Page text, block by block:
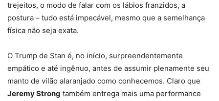
trejeitos, o modo de falar com os lábios franzidos, a
postura – tudo está impecável, mesmo que a semelhança
física não seja exata.
O Trump de Stan é, no início, surpreendentemente
empático e até ingênuo, antes de assumir plenamente seu
manto de vilão alaranjado como conhecemos. Claro que
Jeremy Strong também entrega mais uma performance